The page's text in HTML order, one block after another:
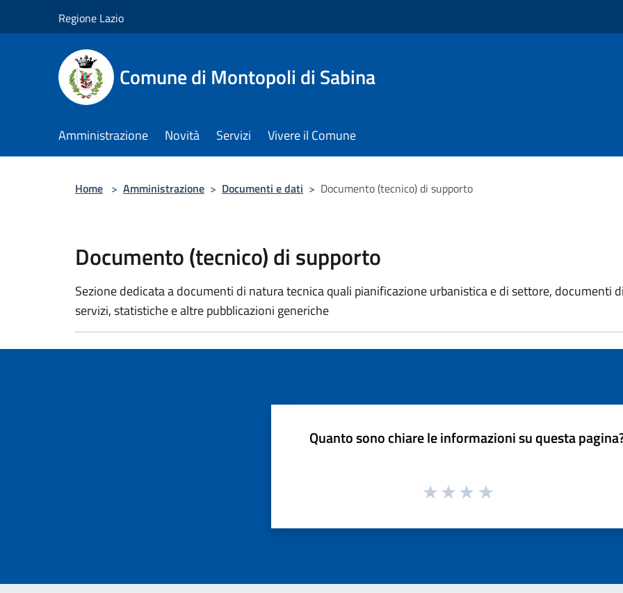
Regione Lazio
Comune di Montopoli di Sabina
Amministrazione Novità Servizi Vivere il Comune
Home > Amministrazione > Documenti e dati > Documento (tecnico) di supporto
Documento (tecnico) di supporto
Sezione dedicata a documenti di natura tecnica quali pianificazione urbanistica e di settore, documenti
servizi, statistiche e altre pubblicazioni generiche
Quanto sono chiare le informazioni su questa